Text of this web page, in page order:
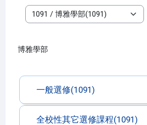
課程類別
博雅學部
一般選修(1091)
全校性其它選修課程(1091)